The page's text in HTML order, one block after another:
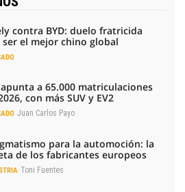
contra BYD: duelo fratricida
ser el mejor chino global
a 65.000 matriculaciones
con más SUV y EV2
Juan Carlos Payo
para la automoción: la
de los fabricantes europeos
Toni Fuentes